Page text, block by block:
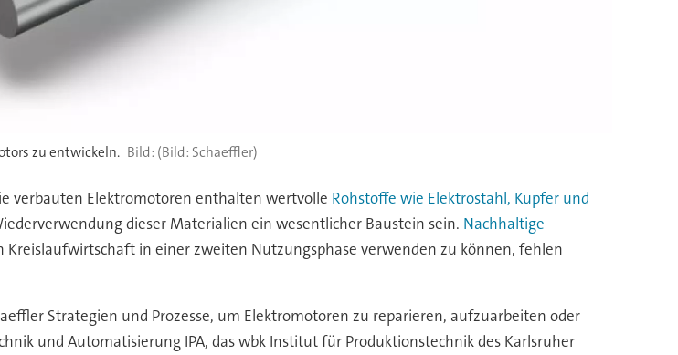
zu entwickeln. (Bild: Schaeffler)
verbauten Elektromotoren enthalten wertvolle Rohstoffe wie Elektrostahl, Kupfer und
dieser Materialien ein wesentlicher Baustein sein. Nachhaltige
in einer zweiten Nutzungsphase verwenden zu können, fehlen
Strategien und Prozesse, um Elektromotoren zu reparieren, aufzuarbeiten oder
und Automatisierung IPA, das wbk Institut für Produktionstechnik des Karlsruher